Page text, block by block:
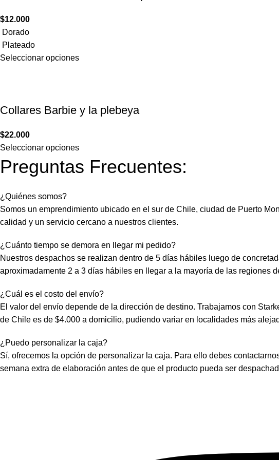
$12.000
Dorado
Plateado
Seleccionar opciones
Collares Barbie y la plebeya
$22.000
Seleccionar opciones
Preguntas Frecuentes:
¿Quiénes somos?
Somos un emprendimiento ubicado en el sur de Chile, ciudad de Puerto
calidad y un servicio cercano a nuestros clientes.
¿Cuánto tiempo se demora en llegar mi pedido?
Nuestros despachos se realizan dentro de 5 días hábiles luego de
aproximadamente 2 a 3 días hábiles en llegar a la mayoría de las regiones
¿Cuál es el costo del envío?
El valor del envío depende de la dirección de destino. Trabajamos con
de Chile es de $4.000 a domicilio, pudiendo variar en localidades más
¿Puedo personalizar la caja?
Sí, ofrecemos la opción de personalizar la caja. Para ello debes
semana extra de elaboración antes de que el producto pueda ser